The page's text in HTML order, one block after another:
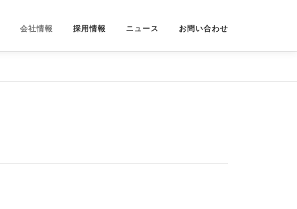
会社情報 採用情報 ニュース お問い合わせ